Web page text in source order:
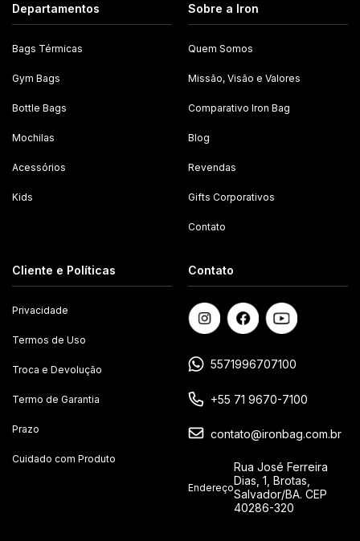
Departamentos
Bags Térmicas
Gym Bags
Bottle Bags
Mochilas
Acessórios
Kids
Sobre a Iron
Quem Somos
Missão, Visão e Valores
Comparativo Iron Bag
Blog
Revendas
Gifts Corporativos
Contato
Cliente e Políticas
Privacidade
Termos de Uso
Troca e Devolução
Termo de Garantia
Prazo
Cuidado com Produto
Contato
5571996707100
+55 71 9670-7100
contato@ironbag.com.br
Endereço
Rua José Ferreira
Dias, 1, Brotas,
Salvador/BA. CEP
40286-320